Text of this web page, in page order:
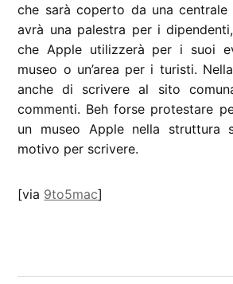
che sarà coperto da una centrale
avrà una palestra per i
che Apple utilizzerà per i suoi
museo o un’area per i turisti.
anche di scrivere al sito
commenti. Beh forse protestare
un museo Apple nella struttura
motivo per scrivere.
[via 9to5mac]